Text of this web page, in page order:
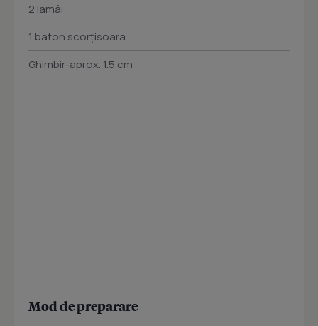
2 lamâi
1 baton scorţisoara
Ghimbir-aprox. 1.5 cm
Mod de preparare